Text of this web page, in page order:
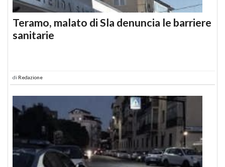
Teramo, malato di Sla denuncia le barriere
sanitarie
di Redazione